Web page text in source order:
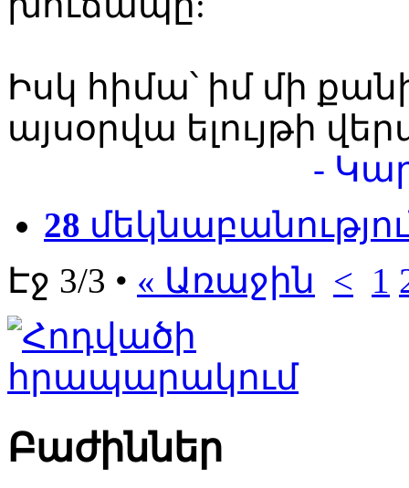
Իսկ հիմա՝ իմ մի
այսօրվա ելույթի
-
28
Էջ 3/3 • « Առաջին < 1
Բաժիններ